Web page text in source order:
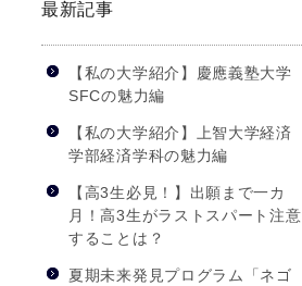
最新記事
【私の大学紹介】慶應義塾大学
SFCの魅力編
【私の大学紹介】上智大学経済
学部経済学科の魅力編
【高3生必見！】出願まで一カ
月！高3生がラストスパート注意
することは？
夏期未来発見プログラム「ネゴ